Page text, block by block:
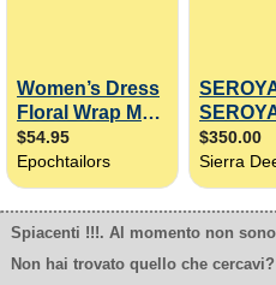
Spiacenti !!!. Al momento non
Non hai trovato quello che cercavi?